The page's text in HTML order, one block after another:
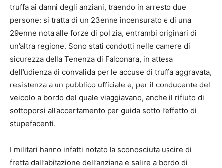
truffa ai danni degli anziani, traendo in arresto due
persone: si tratta di un 23enne incensurato e di una
29enne nota alle forze di polizia, entrambi originari di
un’altra regione. Sono stati condotti nelle camere di
sicurezza della Tenenza di Falconara, in attesa
dell’udienza di convalida per le accuse di truffa aggravata,
resistenza a un pubblico ufficiale e, per il conducente del
veicolo a bordo del quale viaggiavano, anche il rifiuto di
sottoporsi all’accertamento per guida sotto l’effetto di
stupefacenti.
I militari hanno infatti notato la sconosciuta uscire di
fretta dall’abitazione dell’anziana e salire a bordo di